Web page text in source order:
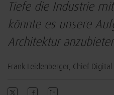
Tiefe die Industrie
könnte es unsere
Architektur
Frank Leidenberger, Chief Digital